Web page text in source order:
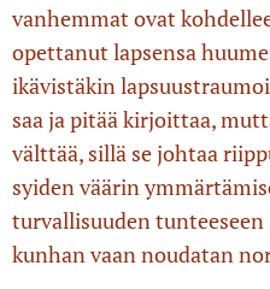
vanhemmat ovat
opettanut lapsensa
ikävistäkin
saa ja pitää kirjoittaa,
välttää, sillä se johtaa
syiden väärin
turvallisuuden
kunhan vaan noudatan